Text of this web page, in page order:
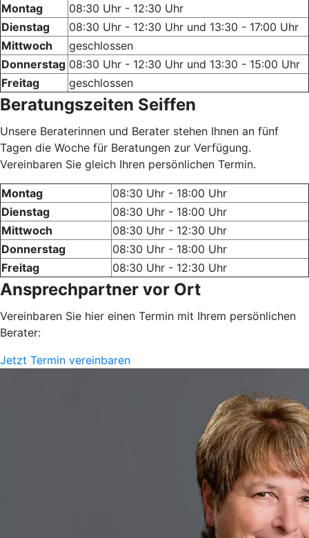
Montag
08:30 Uhr - 12:30 Uhr
Dienstag
08:30 Uhr - 12:30 Uhr und 13:30 - 17:00 Uhr
Mittwoch
geschlossen
Donnerstag 08:30 Uhr - 12:30 Uhr und 13:30 - 15:00 Uhr
Freitag
geschlossen
Beratungszeiten Seiffen
Unsere Beraterinnen und Berater stehen Ihnen an fünf
Tagen die Woche für Beratungen zur Verfügung.
Vereinbaren Sie gleich Ihren persönlichen Termin.
Montag
08:30 Uhr - 18:00 Uhr
Dienstag
08:30 Uhr - 18:00 Uhr
Mittwoch
08:30 Uhr - 12:30 Uhr
Donnerstag
08:30 Uhr - 18:00 Uhr
Freitag
08:30 Uhr - 12:30 Uhr
Ansprechpartner vor Ort
Vereinbaren Sie hier einen Termin mit Ihrem persönlichen
Berater:
Jetzt Termin vereinbaren